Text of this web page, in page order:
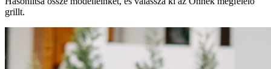
grillt.